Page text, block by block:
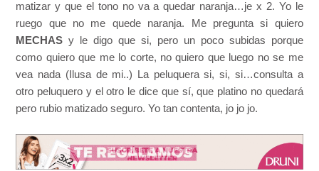
matizar y que el tono no va a quedar naranja…je x 2. Yo le
ruego que no me quede naranja. Me pregunta si quiero
MECHAS y le digo que si, pero un poco subidas porque
como quiero que me lo corte, no quiero que luego no se me
vea nada (Ilusa de mi..) La peluquera si, si, si…consulta a
otro peluquero y el otro le dice que sí, que platino no quedará
pero rubio matizado seguro. Yo tan contenta, jo jo jo.